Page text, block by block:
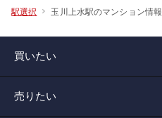
駅選択 玉川上水駅のマンション情報
買いたい
売りたい